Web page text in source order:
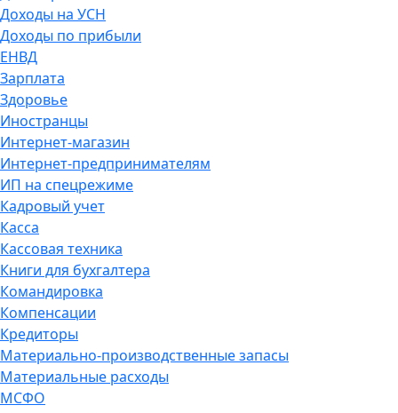
Доходы на УСН
Доходы по прибыли
ЕНВД
Зарплата
Здоровье
Иностранцы
Интернет-магазин
Интернет-предпринимателям
ИП на спецрежиме
Кадровый учет
Касса
Кассовая техника
Книги для бухгалтера
Командировка
Компенсации
Кредиторы
Материально-производственные запасы
Материальные расходы
МСФО